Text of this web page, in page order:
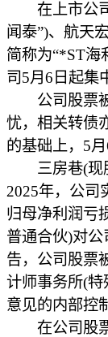
在上市公司
闻泰”)、航天
简称为“*ST海
司5月6日起集
公司股票被
忧，相关转债
的基础上，5
三房巷(现股
2025年，公司
归母净利润亏
普通合伙)对
告，公司股票
计师事务所(特
意见的内部控
在公司股票